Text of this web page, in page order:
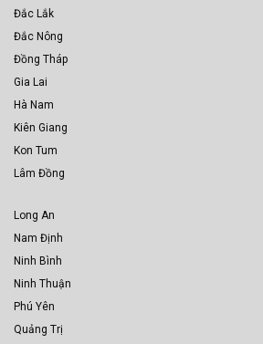
Đắc Lắk
Đắc Nông
Đồng Tháp
Gia Lai
Hà Nam
Kiên Giang
Kon Tum
Lâm Đồng
Long An
Nam Định
Ninh Bình
Ninh Thuận
Phú Yên
Quảng Trị